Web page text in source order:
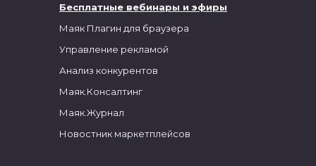
Бесплатные вебинары и эфиры
Маяк Плагин для браузера
Управление рекламой
Анализ конкурентов
Маяк.Консалтинг
Маяк.Журнал
Новостник маркетплейсов